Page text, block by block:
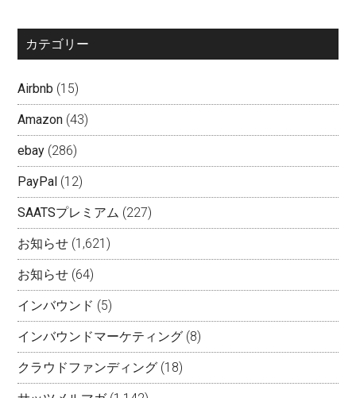
カテゴリー
Airbnb (15)
Amazon (43)
ebay (286)
PayPal (12)
SAATSプレミアム (227)
お知らせ (1,621)
お知らせ (64)
インバウンド (5)
インバウンドマーケティング (8)
クラウドファンディング (18)